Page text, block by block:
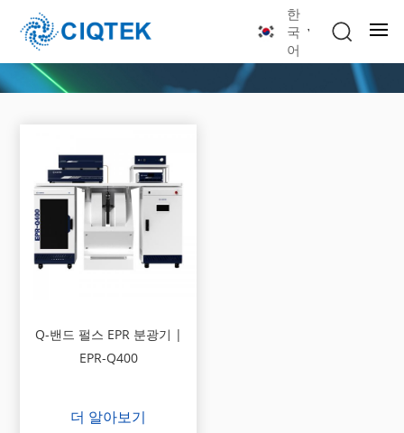
한
국
어
Q-밴드 펄스 EPR 분광기 |
EPR-Q400
더 알아보기